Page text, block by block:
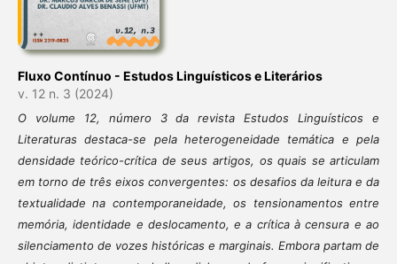
Fluxo Contínuo - Estudos Linguísticos e Literários
v. 12 n. 3 (2024)
O volume 12, número 3 da revista Estudos Linguísticos e
Literaturas destaca-se pela heterogeneidade temática e pela
densidade teórico-crítica de seus artigos, os quais se articulam
em torno de três eixos convergentes: os desafios da leitura e da
textualidade na contemporaneidade, os tensionamentos entre
memória, identidade e deslocamento, e a crítica à censura e ao
silenciamento de vozes históricas e marginais. Embora partam de